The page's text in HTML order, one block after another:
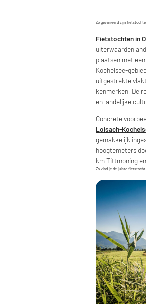
Zo gevarieerd zijn
Fietstochten in
plaatsen met
Kochelsee-
uitgestrekte
kenmerken. De
en landelijke
Concrete
Loisach-
gemakkelijk
hoogtemeters
km Tittmoning
Zo vind je de juiste